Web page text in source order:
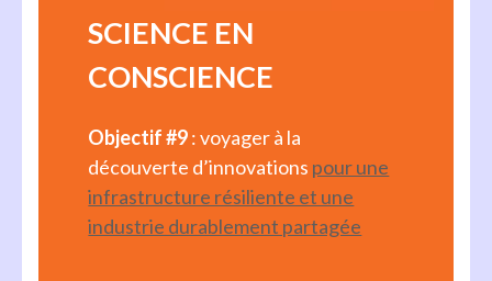
SCIENCE EN
CONSCIENCE
Objectif #9: voyager à la
découverte d’innovations pour une
infrastructure résiliente et une
industrie durablement partagée